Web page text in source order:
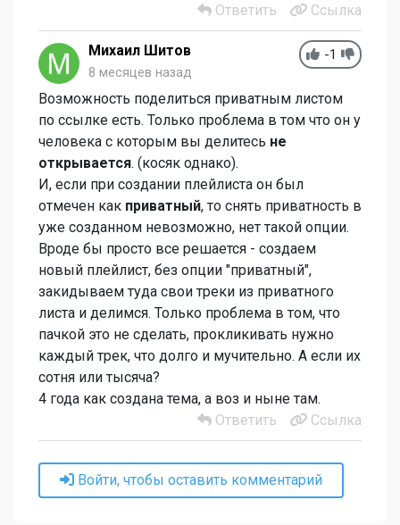
Ответить
Ссылка
-1
Михаил Шитов
8 месяцев назад
Возможность поделиться приватным листом
по ссылке есть. Только проблема в том что он у
человека с которым вы делитесь не
открывается. (косяк однако).
И, если при создании плейлиста он был
отмечен как приватный, то снять приватность в
уже созданном невозможно, нет такой опции.
Вроде бы просто все решается - создаем
новый плейлист, без опции "приватный",
закидываем туда свои треки из приватного
листа и делимся. Только проблема в том, что
пачкой это не сделать, прокликивать нужно
каждый трек, что долго и мучительно. А если их
сотня или тысяча?
4 года как создана тема, а воз и ныне там.
Ответить
Ссылка
Войти, чтобы оставить комментарий